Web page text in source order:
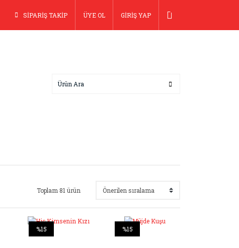
SİPARİŞ TAKİP ÜYE OL GİRİŞ YAP
Toplam 81 ürün
%15 %15